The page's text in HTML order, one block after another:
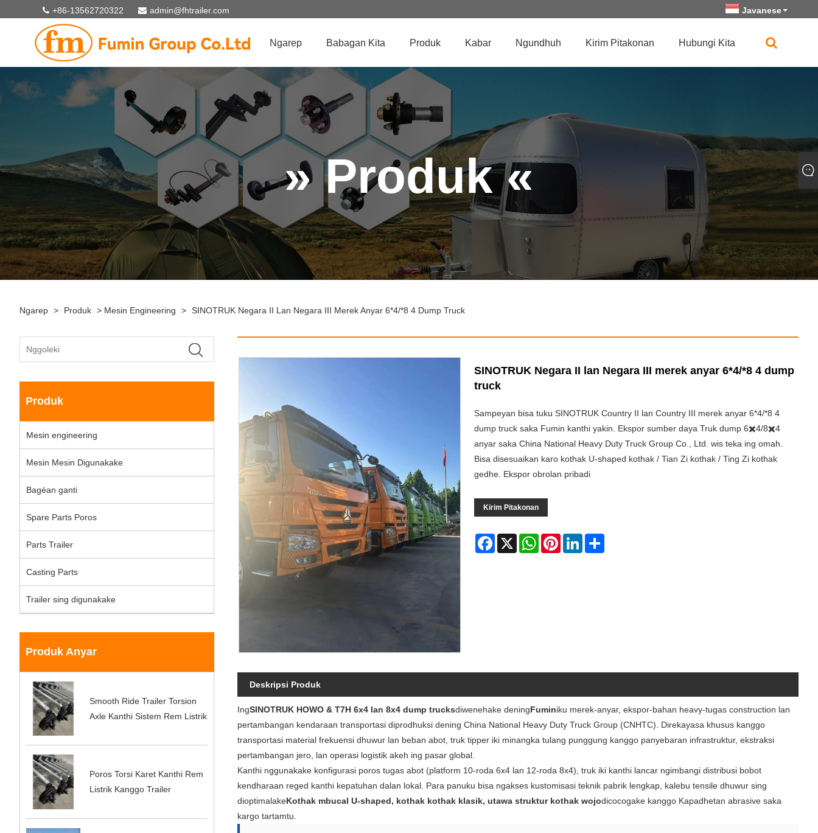
+86-13562720322 admin@fhtrailer.com Javanese
Ngarep Babagan Kita Produk Kabar Ngundhuh Kirim Pitakonan Hubungi Kita
» Produk «
Ngarep > Produk > Mesin Engineering > SINOTRUK Negara II Lan Negara III Merek Anyar 6*4/*8 4 Dump Truck
Produk
Mesin engineering
Mesin Mesin Digunakake
Bagéan ganti
Spare Parts Poros
Parts Trailer
Casting Parts
Trailer sing digunakake
Produk Anyar
Smooth Ride Trailer Torsion
Axle Kanthi Sistem Rem Listrik
Poros Torsi Karet Kanthi Rem
Listrik Kanggo Trailer
SINOTRUK Negara II lan Negara III merek anyar 6*4/*8 4 dump
truck
Sampeyan bisa tuku SINOTRUK Country II lan Country III merek anyar 6*4/*8 4
dump truck saka Fumin kanthi yakin. Ekspor sumber daya Truk dump 6✖️4/8✖️4
anyar saka China National Heavy Duty Truck Group Co., Ltd. wis teka ing omah.
Bisa disesuaikan karo kothak U-shaped kothak / Tian Zi kothak / Ting Zi kothak
gedhe. Ekspor obrolan pribadi
Kirim Pitakonan
Facebook
X WhatsAppPinterestLinkedIn
Deskripsi Produk
IngSINOTRUK HOWO & T7H 6x4 lan 8x4 dump trucksdiwenehake deningFuminiku merek-anyar, ekspor-bahan heavy-tugas construction lan
pertambangan kendaraan transportasi diprodhuksi dening China National Heavy Duty Truck Group (CNHTC). Direkayasa khusus kanggo
transportasi material frekuensi dhuwur lan beban abot, truk tipper iki minangka tulang punggung kanggo panyebaran infrastruktur, ekstraksi
pertambangan jero, lan operasi logistik akeh ing pasar global.
Kanthi nggunakake konfigurasi poros tugas abot (platform 10-roda 6x4 lan 12-roda 8x4), truk iki kanthi lancar ngimbangi distribusi bobot
kendharaan reged kanthi kepatuhan dalan lokal. Para panuku bisa ngakses kustomisasi teknik pabrik lengkap, kalebu tensile dhuwur sing
dioptimalakeKothak mbucal U-shaped, kothak kothak klasik, utawa struktur kothak wojodicocogake kanggo Kapadhetan abrasive saka
kargo tartamtu.